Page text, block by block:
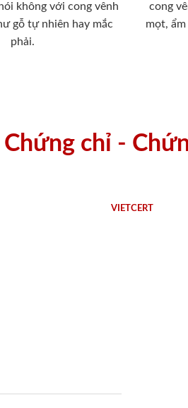
không với cong vênh
gỗ tự nhiên hay mắc
phải.
cong
mọt,
Chứng chỉ -
VIETCERT